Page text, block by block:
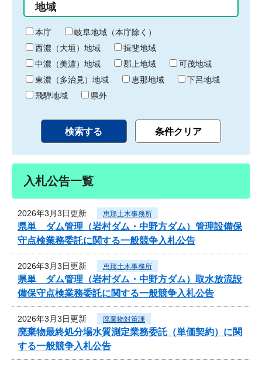
り
終
わ
り
地域
本庁
岐阜地域（本庁除く）
西濃（大垣）地域
揖斐地域
中濃（美濃）地域
郡上地域
可茂地域
東濃（多治見）地域
恵那地域
下呂地域
飛騨地域
県外
入札公告一覧
2026年3月3日更新 恵那土木事務所
県単 ダム管理（岩村ダム・中野方ダム）管理設備保
守点検業務委託に関する一般競争入札公告
2026年3月3日更新 恵那土木事務所
県単 ダム管理（岩村ダム・中野方ダム）取水放流設
備保守点検業務委託に関する一般競争入札公告
2026年3月3日更新 廃棄物対策課
廃棄物最終処分場水質測定業務委託（単価契約）に関
する一般競争入札公告